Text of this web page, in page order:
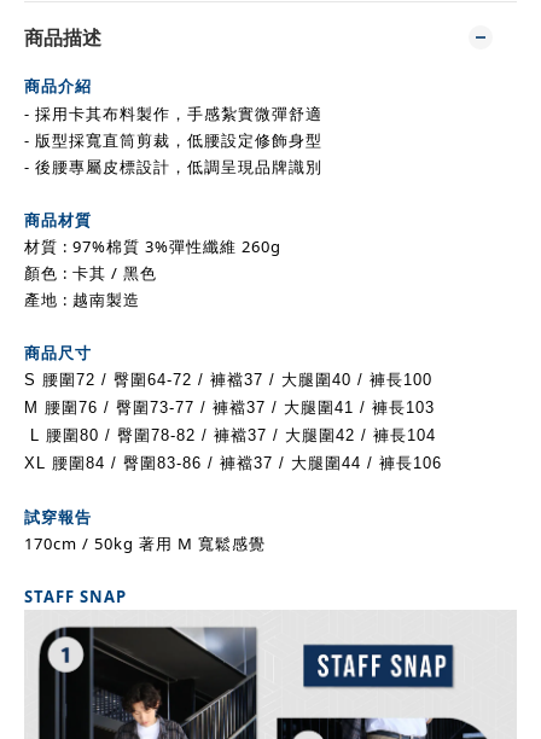
商品描述
商品介紹
- 採用卡其布料製作，手感紮實微彈舒適
- 版型採寬直筒剪裁，低腰設定修飾身型
- 後腰專屬皮標設計，低調呈現品牌識別
商品材質
材質 : 97%棉質 3%彈性纖維 260g
顏色 : 卡其 / 黑色
產地 : 越南製造
商品尺寸
S 腰圍72 / 臀圍64-72 / 褲襠37 / 大腿圍40 / 褲長100
M 腰圍76 / 臀圍73-77 / 褲襠37 / 大腿圍41 / 褲長103
L 腰圍80 / 臀圍78-82 / 褲襠37 / 大腿圍42 / 褲長104
XL 腰圍84 / 臀圍83-86 / 褲襠37 / 大腿圍44 / 褲長106
試穿報告
170cm / 50kg 著用 M 寬鬆感覺
STAFF SNAP